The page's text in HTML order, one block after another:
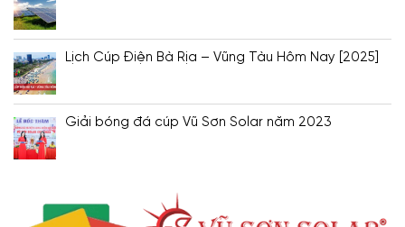
Lịch Cúp Điện Bà Rịa – Vũng Tàu Hôm Nay [2025]
Giải bóng đá cúp Vũ Sơn Solar năm 2023